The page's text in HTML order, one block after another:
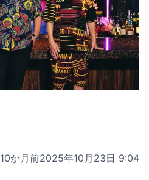
10か月前2025年10月23日 9:04